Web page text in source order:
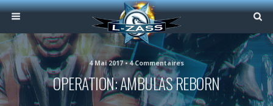
4 Mai 2017 • 4 Commentaires
OPERATION: AMBULAS REBORN